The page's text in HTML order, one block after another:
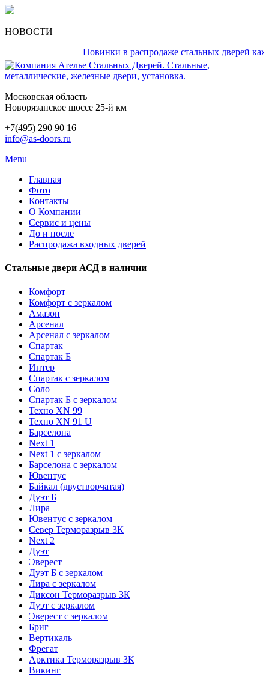
НОВОСТИ
Новинки в распродаже стальных дверей каждый
Московская область
Новорязанское шоссе 25-й км
+7(495) 290 90 16
info@as-doors.ru
Menu
Главная
Фото
Контакты
О Компании
Сервис и цены
До и после
Распродажа входных дверей
Стальные двери АСД в наличии
Комфорт
Комфорт с зеркалом
Амазон
Арсенал
Арсенал с зеркалом
Спартак
Спартак Б
Интер
Спартак с зеркалом
Соло
Спартак Б с зеркалом
Техно XN 99
Техно XN 91 U
Барселона
Next 1
Next 1 с зеркалом
Барселона с зеркалом
Ювентус
Байкал (двустворчатая)
Дуэт Б
Лира
Ювентус с зеркалом
Север Терморазрыв 3К
Next 2
Дуэт
Эверест
Дуэт Б с зеркалом
Лира с зеркалом
Диксон Терморазрыв 3К
Дуэт с зеркалом
Эверест с зеркалом
Бриг
Вертикаль
Фрегат
Арктика Терморазрыв 3К
Викинг